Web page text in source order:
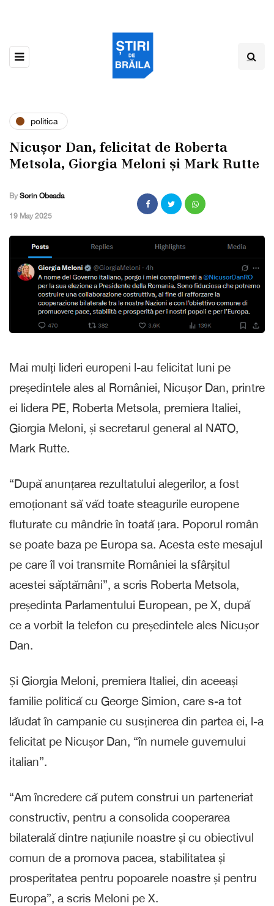
politica
Nicușor Dan, felicitat de Roberta
Metsola, Giorgia Meloni și Mark Rutte
By Sorin Obeada
,19 May 2025
Mai mulți lideri europeni l-au felicitat luni pe
președintele ales al României, Nicușor Dan, printre
ei lidera PE, Roberta Metsola, premiera Italiei,
Giorgia Meloni, și secretarul general al NATO,
Mark Rutte.
“După anunțarea rezultatului alegerilor, a fost
emoționant să văd toate steagurile europene
fluturate cu mândrie în toată țara. Poporul român
se poate baza pe Europa sa. Acesta este mesajul
pe care îl voi transmite României la sfârșitul
acestei săptămâni”, a scris Roberta Metsola,
președinta Parlamentului European, pe X, după
ce a vorbit la telefon cu președintele ales Nicușor
Dan.
Și Giorgia Meloni, premiera Italiei, din aceeași
familie politică cu George Simion, care s-a tot
lăudat în campanie cu susținerea din partea ei, l-a
felicitat pe Nicușor Dan, “în numele guvernului
italian”.
“Am încredere că putem construi un parteneriat
constructiv, pentru a consolida cooperarea
bilaterală dintre națiunile noastre și cu obiectivul
comun de a promova pacea, stabilitatea și
prosperitatea pentru popoarele noastre și pentru
Europa”, a scris Meloni pe X.